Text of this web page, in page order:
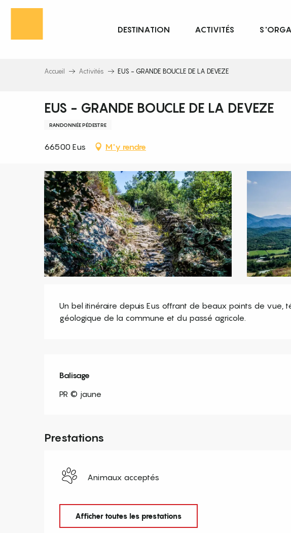
Aller
principal
DESTINATION ACTIVITÉS
Accueil Activités EUS - GRANDE BOUCLE DE LA DEVEZE
EUS - GRANDE BOUCLE DE LA DEVEZE
RANDONNÉE PÉDESTRE
66500 Eus M'y rendre
Description
Un bel itinéraire depuis Eus offrant de beaux points de vue,
géologique de la commune et du passé agricole.
Balisage
PR © jaune
Prestations
Animaux acceptés
Afficher toutes les prestations